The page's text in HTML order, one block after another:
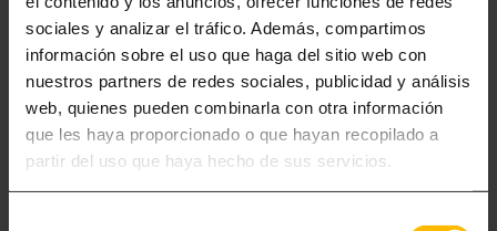
sociales y analizar el tráfico. Además, compartimos
información sobre el uso que haga del sitio web con
nuestros partners de redes sociales, publicidad y análisis
web, quienes pueden combinarla con otra información
que les haya proporcionado o que hayan recopilado a
partir del uso que haya hecho de sus servicios.
catalane, préparés avec des ingrédients de haute qualité, ainsi que
des vues fascinantes sur lePort Vellet la tour de l’Horloge , un ancien
phare construit en 1772 et transformé en horloge en 1904.
L’établissement peut accueillir jusqu’à120 conviveset est ouvert de 12
h à 00 h sans interruption,tous les jours de l’année.